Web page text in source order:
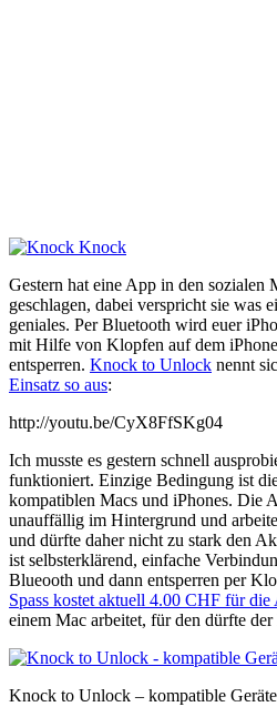
Gestern hat eine App in den sozialen
geschlagen, dabei verspricht sie was
geniales. Per Bluetooth wird euer
mit Hilfe von Klopfen auf dem
entsperren. Knock to Unlock nennt
Einsatz so aus:
http://youtu.be/CyX8FfSKg04
Ich musste es gestern schnell
funktioniert. Einzige Bedingung ist
kompatiblen Macs und iPhones. Die
unauffällig im Hintergrund und
und dürfte daher nicht zu stark den
ist selbsterklärend, einfache
Blueooth und dann entsperren per
Spass kostet aktuell 4.00 CHF für die
einem Mac arbeitet, für den dürfte
Knock to Unlock – kompatible Geräte